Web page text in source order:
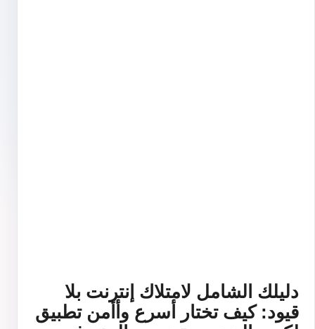
دليلك الشامل لامتلاك إنترنت بلا
قيود: كيف تختار أسرع وأأمن تطبيق